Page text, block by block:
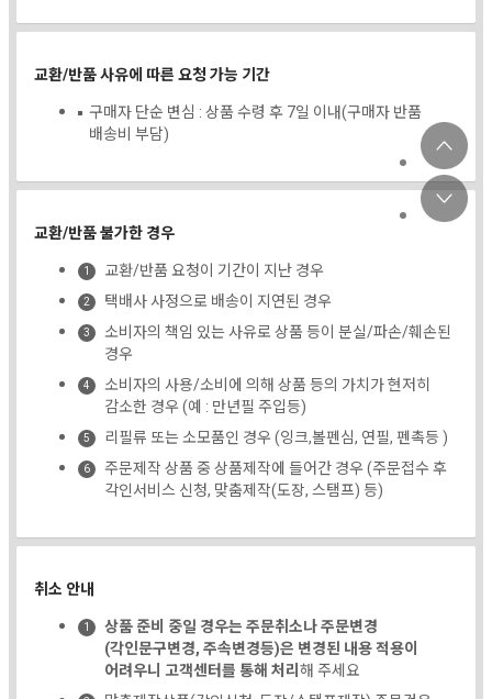
교환/반품 사유에 따른 요청 가능 기간
구매자 단순 변심 : 상품 수령 후 7일 이내(구매자 반품
배송비 부담)
교환/반품 불가한 경우
교환/반품 요청이 기간이 지난 경우
택배사 사정으로 배송이 지연된 경우
소비자의 책임 있는 사유로 상품 등이 분실/파손/훼손된
경우
소비자의 사용/소비에 의해 상품 등의 가치가 현저히
감소한 경우 (예 : 만년필 주입등)
리필류 또는 소모품인 경우 (잉크,볼펜심, 연필, 펜촉등 )
주문제작 상품 중 상품제작에 들어간 경우 (주문접수 후
각인서비스 신청, 맞춤제작(도장, 스탬프) 등)
취소 안내
상품 준비 중일 경우는 주문취소나 주문변경
(각인문구변경, 주속변경등)은 변경된 내용 적용이
어려우니 고객센터를 통해 처리해 주세요